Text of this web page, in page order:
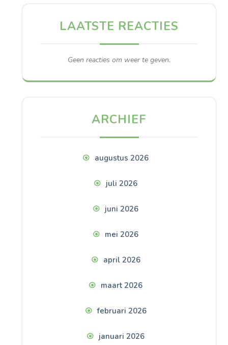
LAATSTE REACTIES
Geen reacties om weer te geven.
ARCHIEF
augustus 2026
juli 2026
juni 2026
mei 2026
april 2026
maart 2026
februari 2026
januari 2026